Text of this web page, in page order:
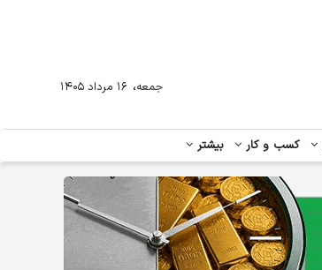
کسب و کار بیشتر
جمعه، ۱۶ مرداد ۱۴۰۵